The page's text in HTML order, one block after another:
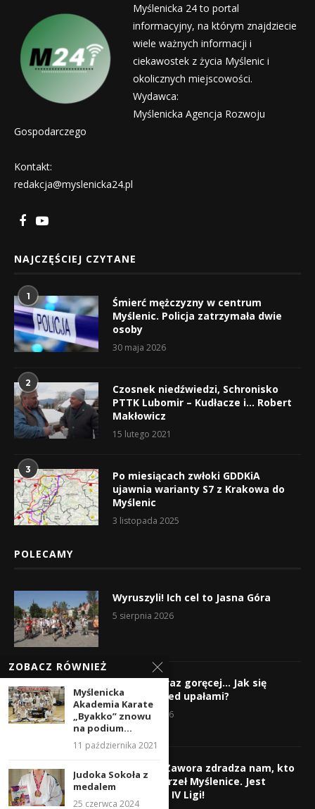
Myślenicka 24 to portal
informacyjny, na którym znajdziecie
wiele ważnych informacji i
ciekawostek z życia Myślenic i
okolicznych miejscowości.
Wydawca:
Myślenicka Agencja Rozwoju
Gospodarczego
Kontakt:
redakcja@myslenicka24.pl
NAJCZĘŚCIEJ CZYTANE
1
Śmierć mężczyzny w centrum
Myślenic. Policja zatrzymała dwie
osoby
30 maja 2026
2
Czosnek niedźwiedzi, Schronisko
PTTK Lubomir – Kudłacze i… Robert
Makłowicz
15 lutego 2021
3
Po miesiącach zwłoki GDDKiA
ujawnia warianty S7 z Krakowa do
Myślenic
3 listopada 2025
POLECAMY
Wyruszyli! Ich cel to Jasna Góra
5 sierpnia 2026
Gorąco, coraz goręcej… Jak się
chronić przed upałami?
4 sierpnia 2026
Krzysztof Zawora zdradza nam, kto
wzmocni Orzeł Myślenice. Jest
nazwisko z IV Ligi!
ZOBACZ RÓWNIEŻ
Myślenicka
Akademia Karate
„Byakko” znowu
na podium...
11 października 2021
Judoka Sokoła z
medalem
25 czerwca 2024